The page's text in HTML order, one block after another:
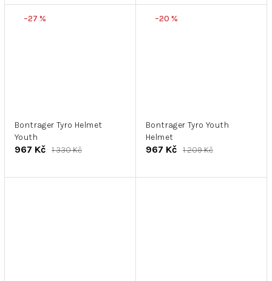
–27 %
Bontrager Tyro Helmet
Youth
967 Kč 1 330 Kč
–20 %
Bontrager Tyro Youth
Helmet
967 Kč 1 209 Kč